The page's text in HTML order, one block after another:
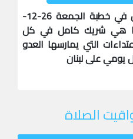
الشيخ دعموش في خطبة الجمعة 26-12-
هي شريك كامل في كل
التي يمارسها العدو
يومي على لبنان
الصلاة